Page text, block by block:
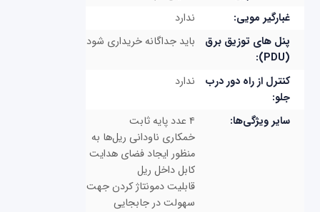
غبارگیر مویی:
ندارد
پنل های توزیق برق
(PDU):
باید جداگانه خریداری شود
کنترل از راه دور درب
جلو:
ندارد
سایر ویژگی‌ها:
۴ عدد پایه ثابت
خمکاری ناودانی ریل‌ها به
منظور ایجاد فضای هدایت
کابل داخل ریل
قابلیت دمونتاژ کردن جهت
سهولت در جابجایی